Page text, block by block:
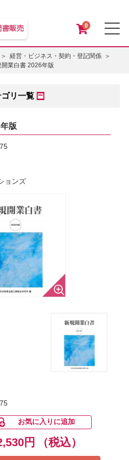
0
経営・ビジネス・契約・登記関係
開業白書 2026年版
ゴリ一覧
版
ョンズ
お気に入りに追加
円 （税込）